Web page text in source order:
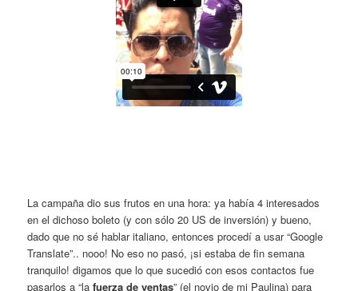
La campaña dio sus frutos en una hora: ya había 4 interesados
en el dichoso boleto (y con sólo 20 US de inversión) y bueno,
dado que no sé hablar italiano, entonces procedí a usar “Google
Translate”.. nooo! No eso no pasó, ¡si estaba de fin semana
tranquilo! digamos que lo que sucedió con esos contactos fue
pasarlos a “lafuerza de ventas” (el novio de mi Paulina) para